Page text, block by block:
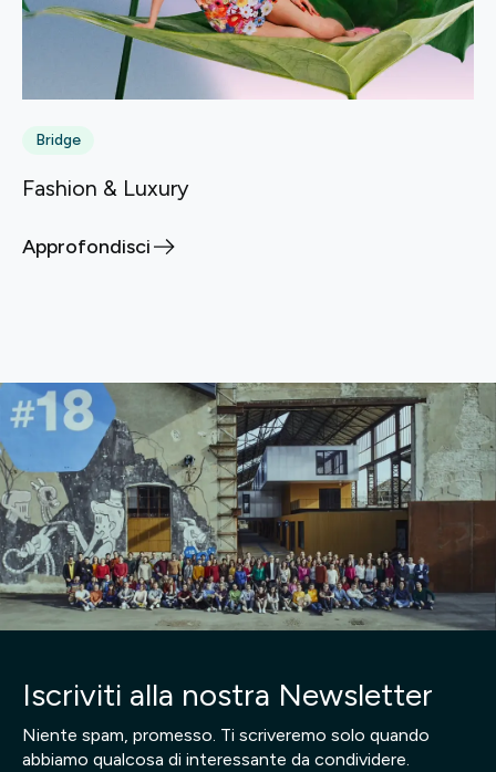
Bridge
Fashion & Luxury
Approfondisci
Iscriviti alla nostra Newsletter
Niente spam, promesso. Ti scriveremo solo quando
abbiamo qualcosa di interessante da condividere.